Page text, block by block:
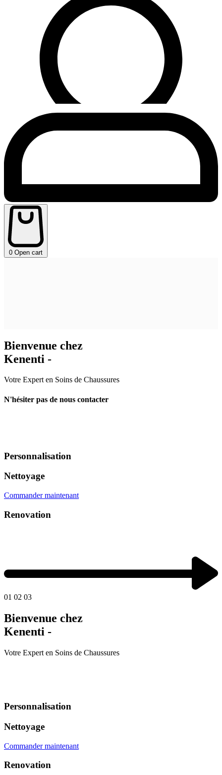
0 Open cart
Bienvenue chez
Kenenti -
Votre Expert en Soins de Chaussures
N'hésiter pas de nous contacter
Personnalisation
Nettoyage
Commander maintenant
Renovation
01 02 03
Bienvenue chez
Kenenti -
Votre Expert en Soins de Chaussures
Personnalisation
Nettoyage
Commander maintenant
Renovation